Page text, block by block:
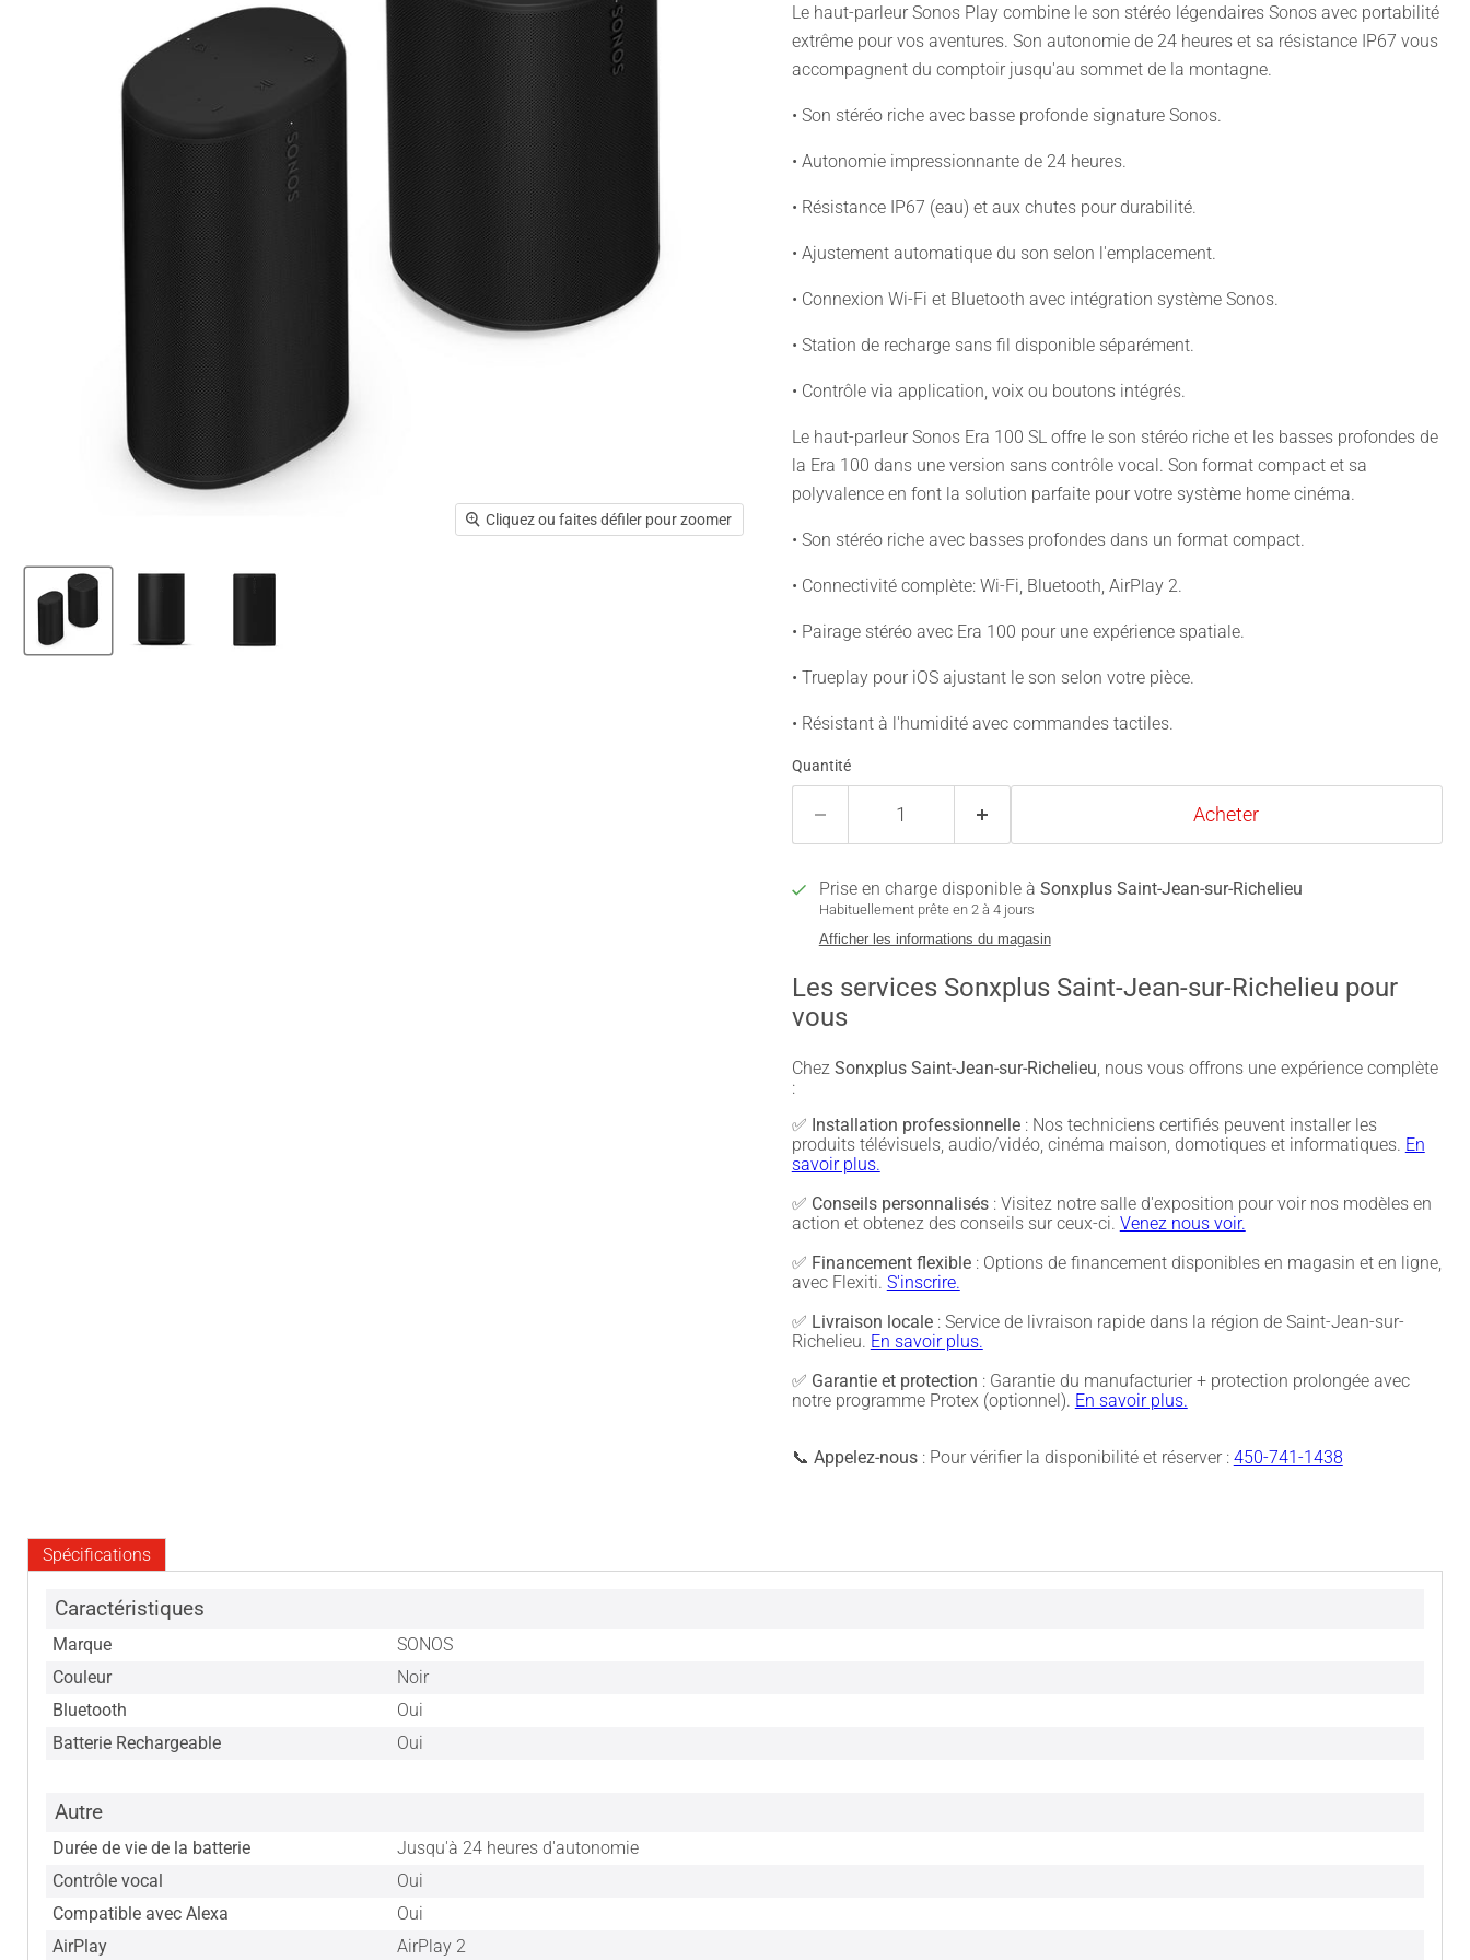
Cliquez ou faites défiler pour zoomer
Le haut-parleur Sonos Play combine le son stéréo légendaires Sonos avec portabilité
extrême pour vos aventures. Son autonomie de 24 heures et sa résistance IP67 vous
accompagnent du comptoir jusqu'au sommet de la montagne.
• Son stéréo riche avec basse profonde signature Sonos.
• Autonomie impressionnante de 24 heures.
• Résistance IP67 (eau) et aux chutes pour durabilité.
• Ajustement automatique du son selon l'emplacement.
• Connexion Wi-Fi et Bluetooth avec intégration système Sonos.
• Station de recharge sans fil disponible séparément.
• Contrôle via application, voix ou boutons intégrés.
Le haut-parleur Sonos Era 100 SL offre le son stéréo riche et les basses profondes de
la Era 100 dans une version sans contrôle vocal. Son format compact et sa
polyvalence en font la solution parfaite pour votre système home cinéma.
• Son stéréo riche avec basses profondes dans un format compact.
• Connectivité complète: Wi-Fi, Bluetooth, AirPlay 2.
• Pairage stéréo avec Era 100 pour une expérience spatiale.
• Trueplay pour iOS ajustant le son selon votre pièce.
• Résistant à l'humidité avec commandes tactiles.
Quantité
Acheter
Prise en charge disponible à Sonxplus Saint-Jean-sur-Richelieu
Habituellement prête en 2 à 4 jours
Afficher les informations du magasin
Les services Sonxplus Saint-Jean-sur-Richelieu pour
vous
Chez Sonxplus Saint-Jean-sur-Richelieu, nous vous offrons une expérience complète
:
✅ Installation professionnelle: Nos techniciens certifiés peuvent installer les
produits télévisuels, audio/vidéo, cinéma maison, domotiques et informatiques. En
savoir plus.
✅ Conseils personnalisés: Visitez notre salle d'exposition pour voir nos modèles en
action et obtenez des conseils sur ceux-ci. Venez nous voir.
✅ Financement flexible: Options de financement disponibles en magasin et en ligne,
avec Flexiti. S'inscrire.
✅ Livraison locale: Service de livraison rapide dans la région de Saint-Jean-sur-
Richelieu. En savoir plus.
✅ Garantie et protection : Garantie du manufacturier + protection prolongée avec
notre programme Protex (optionnel). En savoir plus.
📞 Appelez-nous: Pour vérifier la disponibilité et réserver : 450-741-1438
Spécifications
Caractéristiques
Marque
SONOS
Couleur
Noir
Bluetooth
Oui
Batterie Rechargeable
Oui
Autre
Durée de vie de la batterie
Jusqu'à 24 heures d'autonomie
Contrôle vocal
Oui
Compatible avec Alexa
Oui
AirPlay
AirPlay 2